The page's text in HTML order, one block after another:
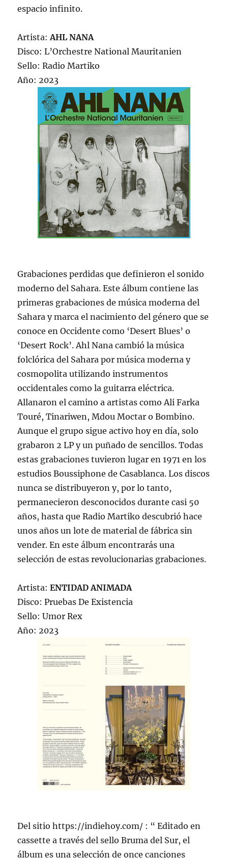
espacio infinito.
Artista:AHL NANA
Disco: L’Orchestre National Mauritanien
Sello: Radio Martiko
Año: 2023
Grabaciones perdidas que definieron el sonido
moderno del Sahara. Este álbum contiene las
primeras grabaciones de música moderna del
Sahara y marca el nacimiento del género que se
conoce en Occidente como ‘Desert Blues’ o
‘Desert Rock’. Ahl Nana cambió la música
folclórica del Sahara por música moderna y
cosmopolita utilizando instrumentos
occidentales como la guitarra eléctrica.
Allanaron el camino a artistas como Ali Farka
Touré, Tinariwen, Mdou Moctar o Bombino.
Aunque el grupo sigue activo hoy en día, solo
grabaron 2 LP y un puñado de sencillos. Todas
estas grabaciones tuvieron lugar en 1971 en los
estudios Boussiphone de Casablanca. Los discos
nunca se distribuyeron y, por lo tanto,
permanecieron desconocidos durante casi 50
años, hasta que Radio Martiko descubrió hace
unos años un lote de material de fábrica sin
vender. En este álbum encontrarás una
selección de estas revolucionarias grabaciones.
Artista:ENTIDAD ANIMADA
Disco: Pruebas De Existencia
Sello: Umor Rex
Año: 2023
Del sitio https://indiehoy.com/ : “ Editado en
cassette a través del sello Bruma del Sur, el
álbum es una selección de once canciones